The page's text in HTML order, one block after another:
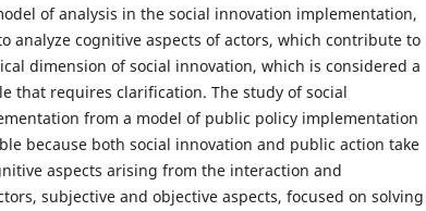
of analysis in the social innovation implementation,
analyze cognitive aspects of actors, which contribute to
dimension of social innovation, which is considered a
that requires clarification. The study of social
from a model of public policy implementation
because both social innovation and public action take
aspects arising from the interaction and
subjective and objective aspects, focused on solving